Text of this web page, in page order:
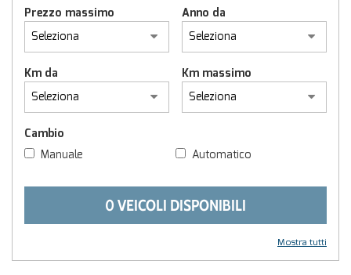
Prezzo massimo Anno da
Km da Km massimo
Cambio
Manuale
Automatico
0 VEICOLI DISPONIBILI
Mostra tutti